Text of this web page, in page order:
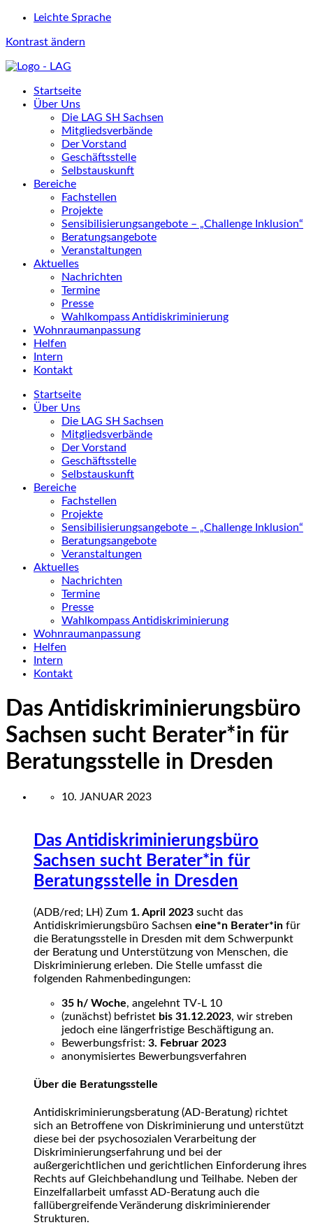
Leichte Sprache
Kontrast ändern
Startseite
Über Uns
Die LAG SH Sachsen
Mitgliedsverbände
Der Vorstand
Geschäftsstelle
Selbstauskunft
Bereiche
Fachstellen
Projekte
Sensibilisierungsangebote – „Challenge Inklusion“
Beratungsangebote
Veranstaltungen
Aktuelles
Nachrichten
Termine
Presse
Wahlkompass Antidiskriminierung
Wohnraumanpassung
Helfen
Intern
Kontakt
Startseite
Über Uns
Die LAG SH Sachsen
Mitgliedsverbände
Der Vorstand
Geschäftsstelle
Selbstauskunft
Bereiche
Fachstellen
Projekte
Sensibilisierungsangebote – „Challenge Inklusion“
Beratungsangebote
Veranstaltungen
Aktuelles
Nachrichten
Termine
Presse
Wahlkompass Antidiskriminierung
Wohnraumanpassung
Helfen
Intern
Kontakt
Das Antidiskriminierungsbüro
Sachsen sucht Berater*in für
Beratungsstelle in Dresden
10. JANUAR 2023
Das Antidiskriminierungsbüro
Sachsen sucht Berater*in für
Beratungsstelle in Dresden
(ADB/red; LH) Zum 1. April 2023 sucht das
Antidiskrimierungsbüro Sachsen eine*n Berater*in für
die Beratungsstelle in Dresden mit dem Schwerpunkt
der Beratung und Unterstützung von Menschen, die
Diskriminierung erleben. Die Stelle umfasst die
folgenden Rahmenbedingungen:
35 h/ Woche, angelehnt TV-L 10
(zunächst) befristet bis 31.12.2023, wir streben
jedoch eine längerfristige Beschäftigung an.
Bewerbungsfrist: 3. Februar 2023
anonymisiertes Bewerbungsverfahren
Über die Beratungsstelle
Antidiskriminierungsberatung (AD-Beratung) richtet
sich an Betroffene von Diskriminierung und unterstützt
diese bei der psychosozialen Verarbeitung der
Diskriminierungserfahrung und bei der
außergerichtlichen und gerichtlichen Einforderung ihres
Rechts auf Gleichbehandlung und Teilhabe. Neben der
Einzelfallarbeit umfasst AD-Beratung auch die
fallübergreifende Veränderung diskriminierender
Strukturen.